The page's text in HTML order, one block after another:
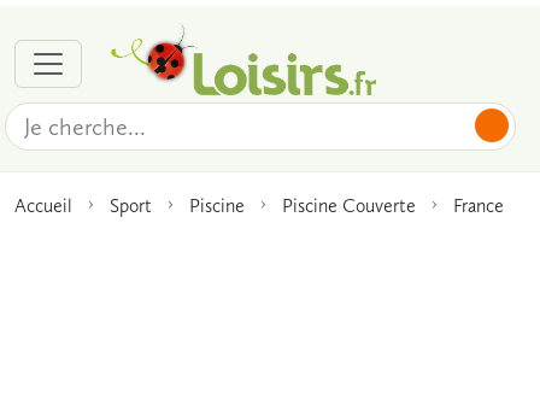
Accueil Sport Piscine Piscine Couverte France